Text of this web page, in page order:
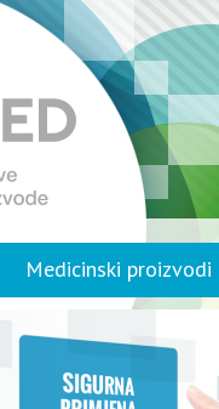
Medicinski proizvodi